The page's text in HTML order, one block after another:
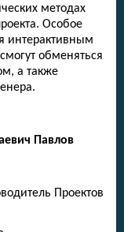
методах
Особое
интерактивным
обменяться
а также
Павлов
Проектов